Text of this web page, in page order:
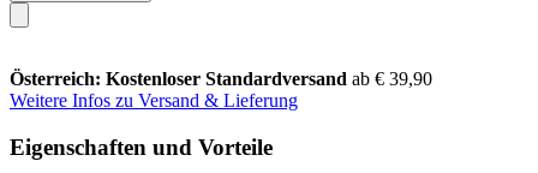
Österreich: Kostenloser Standardversand ab € 39,90
Weitere Infos zu Versand & Lieferung
Eigenschaften und Vorteile